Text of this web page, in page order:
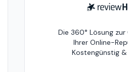
ReviewHero
Die 360° Lösung
Ihrer Online-
Kostengünstig